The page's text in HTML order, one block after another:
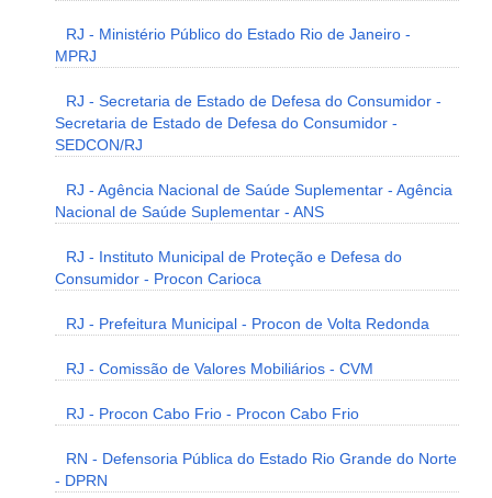
RJ - Ministério Público do Estado Rio de Janeiro -
MPRJ
RJ - Secretaria de Estado de Defesa do Consumidor -
Secretaria de Estado de Defesa do Consumidor -
SEDCON/RJ
RJ - Agência Nacional de Saúde Suplementar - Agência
Nacional de Saúde Suplementar - ANS
RJ - Instituto Municipal de Proteção e Defesa do
Consumidor - Procon Carioca
RJ - Prefeitura Municipal - Procon de Volta Redonda
RJ - Comissão de Valores Mobiliários - CVM
RJ - Procon Cabo Frio - Procon Cabo Frio
RN - Defensoria Pública do Estado Rio Grande do Norte
- DPRN